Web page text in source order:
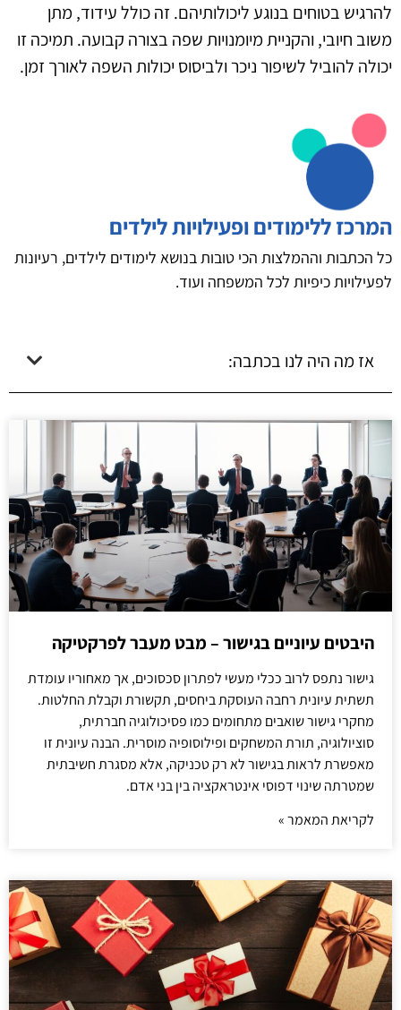
להרגיש בטוחים בנוגע ליכולותיהם. זה כולל עידוד, מתן
משוב חיובי, והקניית מיומנויות שפה בצורה קבועה. תמיכה זו
יכולה להוביל לשיפור ניכר ולביסוס יכולות השפה לאורך זמן.
המרכז ללימודים ופעילויות לילדים
כל הכתבות וההמלצות הכי טובות בנושא לימודים לילדים, רעיונות
לפעילויות כיפיות לכל המשפחה ועוד.
אז מה היה לנו בכתבה:
היבטים עיוניים בגישור – מבט מעבר לפרקטיקה
גישור נתפס לרוב ככלי מעשי לפתרון סכסוכים, אך מאחוריו עומדת
תשתית עיונית רחבה העוסקת ביחסים, תקשורת וקבלת החלטות.
מחקרי גישור שואבים מתחומים כמו פסיכולוגיה חברתית,
סוציולוגיה, תורת המשחקים ופילוסופיה מוסרית. הבנה עיונית זו
מאפשרת לראות בגישור לא רק טכניקה, אלא מסגרת חשיבתית
שמטרתה שינוי דפוסי אינטראקציה בין בני אדם.
לקריאת המאמר »